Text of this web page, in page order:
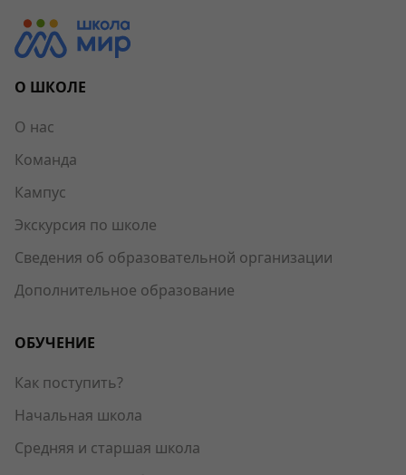
О ШКОЛЕ
О нас
Команда
Кампус
Экскурсия по школе
Сведения об образовательной организации
Дополнительное образование
ОБУЧЕНИЕ
Как поступить?
Начальная школа
Средняя и старшая школа